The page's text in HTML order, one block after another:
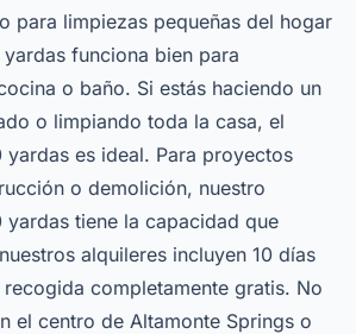
para limpiezas pequeñas del hogar
funciona bien para
o baño. Si estás haciendo un
o limpiando toda la casa, el
es ideal. Para proyectos
o demolición, nuestro
tiene la capacidad que
alquileres incluyen 10 días
completamente gratis. No
el centro de Altamonte Springs o